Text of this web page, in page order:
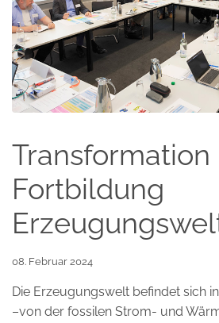
Transformation
Fortbildung
08. Februar 2024
Die Erzeugungswelt befindet sich
–von der fossilen Strom- und